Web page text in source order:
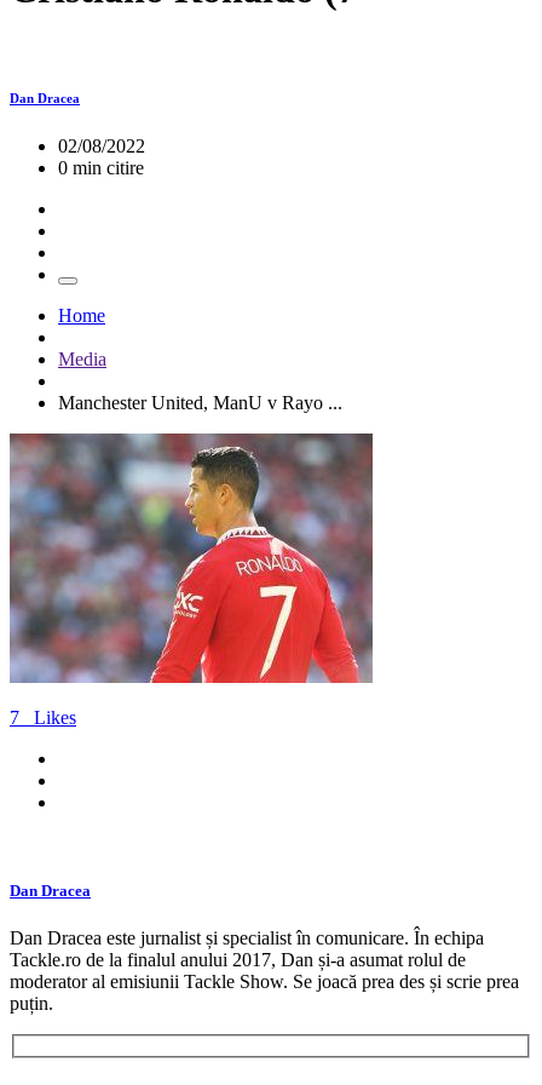
Dan Dracea
02/08/2022
0 min citire
Home
Media
Manchester United, ManU v Rayo ...
7 Likes
Dan Dracea
Dan Dracea este jurnalist și specialist în comunicare. În echipa
Tackle.ro de la finalul anului 2017, Dan și-a asumat rolul de
moderator al emisiunii Tackle Show. Se joacă prea des și scrie prea
puțin.